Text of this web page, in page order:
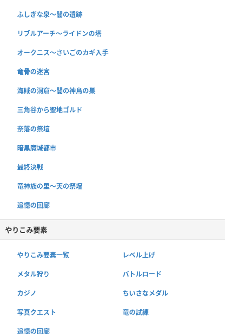
ふしぎな泉〜闇の遺跡
リブルアーチ〜ライドンの塔
オークニス〜さいごのカギ入手
竜骨の迷宮
海賊の洞窟〜闇の神鳥の巣
三角谷から聖地ゴルド
奈落の祭壇
暗黒魔城都市
最終決戦
竜神族の里〜天の祭壇
追憶の回廊
やりこみ要素
やりこみ要素一覧 レベル上げ
メタル狩り バトルロード
カジノ ちいさなメダル
写真クエスト 竜の試練
追憶の回廊